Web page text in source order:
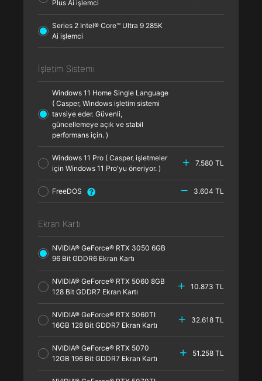
Plus Ai işlemci
Series 2 Intel® Core™ Ultra 9 285K
Ai işlemci
İşletim Sistemi
Windows 11 Home Single Language
( Casper, Windows işletim sistemi
tavsiye eder. Güvenli,
güncellemeye açık ve stabil
performans için. )
Windows 11 Pro ( Casper, işletmeler
için Windows 11 Pro'yu öneriyor. )
7.580 TL
FreeDOS 3.604 TL
Ekran Kartı
NVIDIA® GeForce® RTX 3050 6GB
96 Bit GDDR6 Ekran Kartı
NVIDIA® GeForce® RTX 5060 8GB
128 Bit GDDR7 Ekran Kartı
10.873 TL
NVIDIA® GeForce® RTX 5060TI
16GB 128 Bit GDDR7 Ekran Kartı
32.618 TL
NVIDIA® GeForce® RTX 5070
12GB 196 Bit GDDR7 Ekran Kartı
51.258 TL